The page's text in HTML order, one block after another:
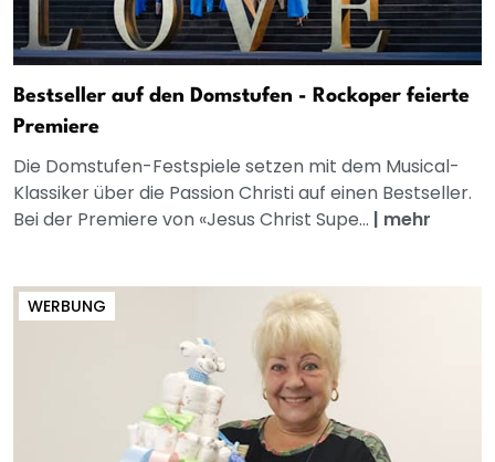
Bestseller auf den Domstufen - Rockoper feierte
Premiere
Die Domstufen-Festspiele setzen mit dem Musical-
Klassiker über die Passion Christi auf einen Bestseller.
Bei der Premiere von «Jesus Christ Supe... | mehr
WERBUNG